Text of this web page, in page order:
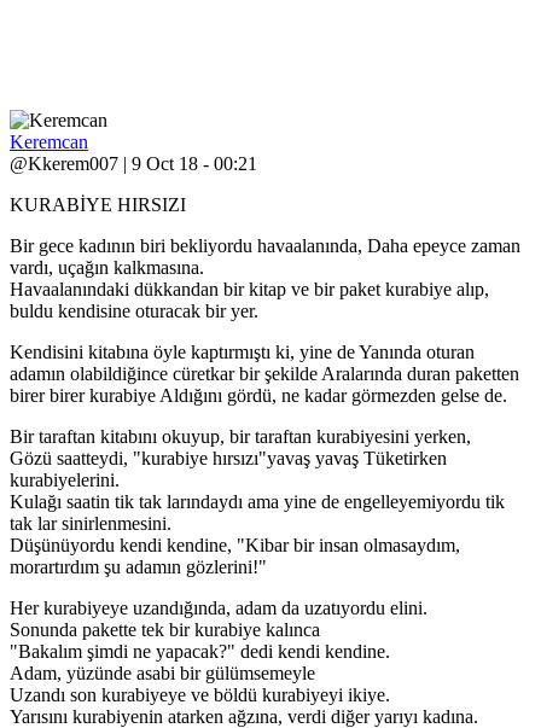
Keremcan
@Kkerem007 | 9 Oct 18 - 00:21
KURABİYE HIRSIZI
Bir gece kadının biri bekliyordu havaalanında, Daha epeyce zaman
vardı, uçağın kalkmasına.
Havaalanındaki dükkandan bir kitap ve bir paket kurabiye alıp,
buldu kendisine oturacak bir yer.
Kendisini kitabına öyle kaptırmıştı ki, yine de Yanında oturan
adamın olabildiğince cüretkar bir şekilde Aralarında duran paketten
birer birer kurabiye Aldığını gördü, ne kadar görmezden gelse de.
Bir taraftan kitabını okuyup, bir taraftan kurabiyesini yerken,
Gözü saatteydi, "kurabiye hırsızı"yavaş yavaş Tüketirken
kurabiyelerini.
Kulağı saatin tik tak larındaydı ama yine de engelleyemiyordu tik
tak lar sinirlenmesini.
Düşünüyordu kendi kendine, "Kibar bir insan olmasaydım,
morartırdım şu adamın gözlerini!"
Her kurabiyeye uzandığında, adam da uzatıyordu elini.
Sonunda pakette tek bir kurabiye kalınca
"Bakalım şimdi ne yapacak?" dedi kendi kendine.
Adam, yüzünde asabi bir gülümsemeyle
Uzandı son kurabiyeye ve böldü kurabiyeyi ikiye.
Yarısını kurabiyenin atarken ağzına, verdi diğer yarıyı kadına.